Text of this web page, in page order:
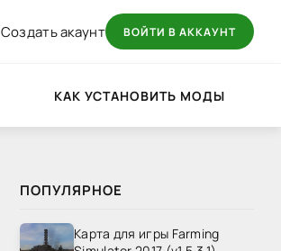
Создать акаунт ВОЙТИ В АККАУНТ
КАК УСТАНОВИТЬ МОДЫ
ПОПУЛЯРНОЕ
Карта для игры Farming